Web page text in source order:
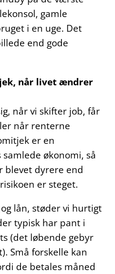
gamle
i en uge. Det
end gode
når livet ændrer
når vi skifter job, får
når renterne
er en
økonomi, så
blevet dyrere end
er steget.
lån, støder vi hurtigt
typisk har pant i
(det løbende gebyr
Små forskelle kan
de betales måned